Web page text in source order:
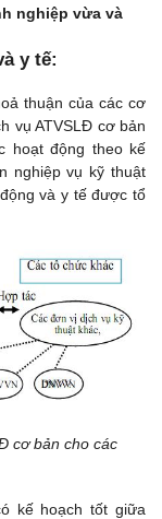
nghiệp vừa và
y tế:
thuận của các cơ
vụ ATVSLĐ cơ bản
hoạt động theo kế
nghiệp vụ kỹ thuật
và y tế được tổ
cơ bản cho các
kế hoạch tốt giữa